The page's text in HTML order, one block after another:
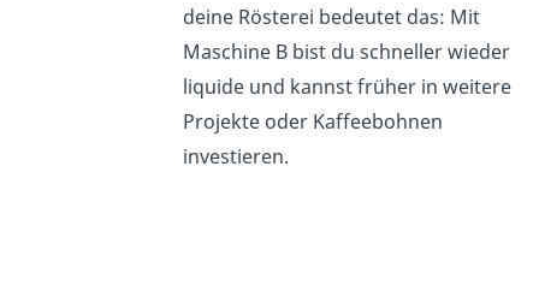
deine Rösterei bedeutet das: Mit
Maschine B bist du schneller wieder
liquide und kannst früher in weitere
Projekte oder Kaffeebohnen
investieren.